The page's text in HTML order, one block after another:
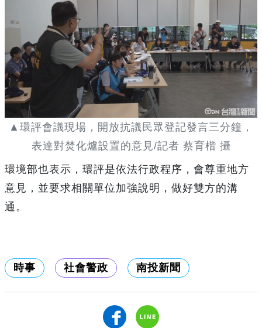
▲環評會議現場，開放抗議民眾登記發言三分鐘，
表達對焚化爐設置的意見/記者 蔡育楷 攝
環境部也表示，環評是依法行政程序，會尊重地方
意見，並要求相關單位加強說明，做好雙方的溝
通。
時事 社會警政 南投新聞